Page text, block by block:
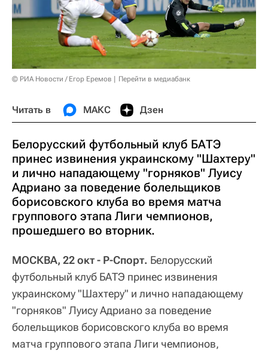
© РИА Новости / Егор Еремов Перейти в медиабанк
Читать в МАКС Дзен
Белорусский футбольный клуб БАТЭ
принес извинения украинскому "Шахтеру"
и лично нападающему "горняков" Луису
Адриано за поведение болельщиков
борисовского клуба во время матча
группового этапа Лиги чемпионов,
прошедшего во вторник.
МОСКВА, 22 окт - Р-Спорт. Белорусский
футбольный клуб БАТЭ принес извинения
украинскому "Шахтеру" и лично нападающему
"горняков" Луису Адриано за поведение
болельщиков борисовского клуба во время
матча группового этапа Лиги чемпионов,